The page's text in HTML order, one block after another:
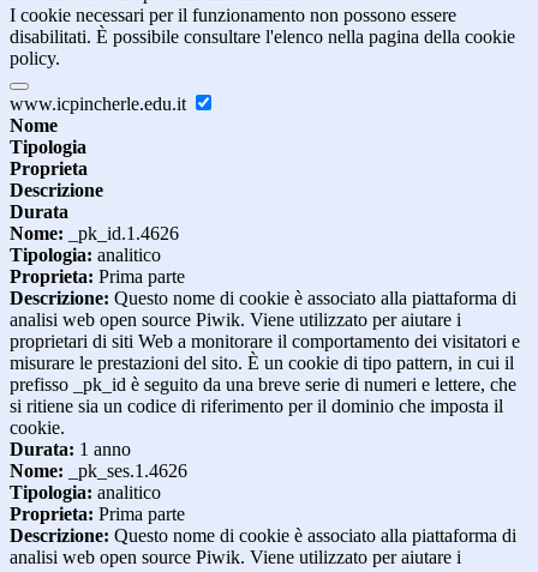
I cookie necessari per il funzionamento non possono essere
disabilitati. È possibile consultare l'elenco nella pagina della cookie
policy.
www.icpincherle.edu.it
Nome
Tipologia
Proprieta
Descrizione
Durata
Nome: _pk_id.1.4626
Tipologia: analitico
Proprieta: Prima parte
Descrizione: Questo nome di cookie è associato alla piattaforma di
analisi web open source Piwik. Viene utilizzato per aiutare i
proprietari di siti Web a monitorare il comportamento dei visitatori e
misurare le prestazioni del sito. È un cookie di tipo pattern, in cui il
prefisso _pk_id è seguito da una breve serie di numeri e lettere, che
si ritiene sia un codice di riferimento per il dominio che imposta il
cookie.
Durata: 1 anno
Nome: _pk_ses.1.4626
Tipologia: analitico
Proprieta: Prima parte
Descrizione: Questo nome di cookie è associato alla piattaforma di
analisi web open source Piwik. Viene utilizzato per aiutare i